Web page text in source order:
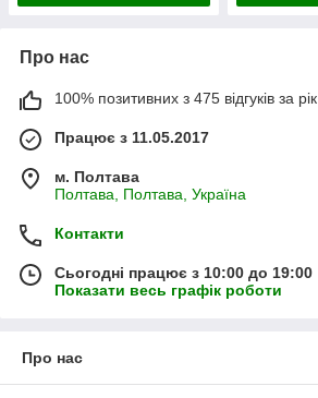
Про нас
100% позитивних з 475 відгуків за рік
Працює з 11.05.2017
м. Полтава
Полтава, Полтава, Україна
Контакти
Сьогодні працює з 10:00 до 19:00
Показати весь графік роботи
Про нас